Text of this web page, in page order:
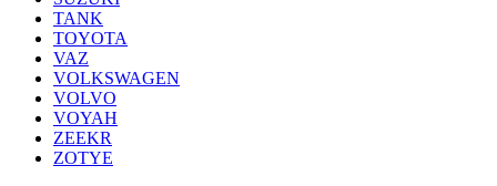
TANK
TOYOTA
VAZ
VOLKSWAGEN
VOLVO
VOYAH
ZEEKR
ZOTYE